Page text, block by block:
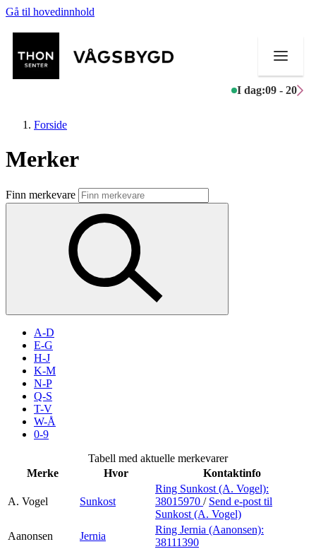
Gå til hovedinnhold
I dag:09 - 20
Butikker
Mat og drikke
Aktiviteter
Inspirasjon
Søk
Praktisk informasjon
Ledige stillinger
Forside
Merker
Finn merkevare
A-D
E-G
H-J
K-M
N-P
Q-S
T-V
W-Å
0-9
Tabell med aktuelle merkevarer
Merke
Hvor Kontaktinfo
A. Vogel Sunkost
Ring Sunkost (A. Vogel):
38015970 / Send e-post til
Sunkost (A. Vogel)
Aanonsen
Jernia
Ring Jernia (Aanonsen):
38111390